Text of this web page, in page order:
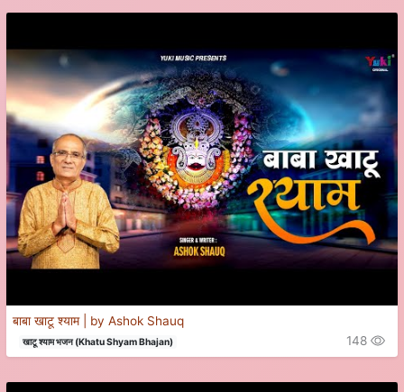
बाबा खाटू श्याम | by Ashok Shauq
खाटू श्याम भजन (Khatu Shyam Bhajan) 148